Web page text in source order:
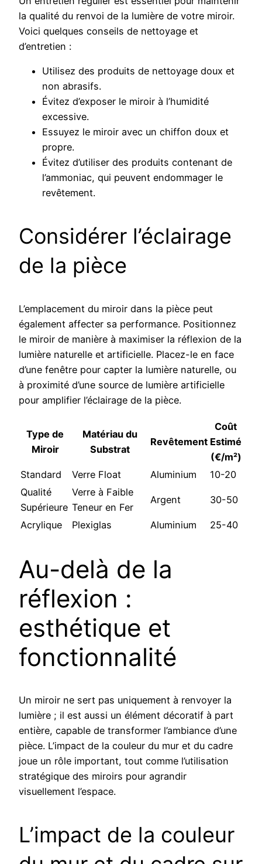
la qualité du renvoi de la lumière de votre miroir.
Voici quelques conseils de nettoyage et
d’entretien :
Utilisez des produits de nettoyage doux et
non abrasifs.
Évitez d’exposer le miroir à l’humidité
excessive.
Essuyez le miroir avec un chiffon doux et
propre.
Évitez d’utiliser des produits contenant de
l’ammoniac, qui peuvent endommager le
revêtement.
Considérer l’éclairage
de la pièce
L’emplacement du miroir dans la pièce peut
également affecter sa performance. Positionnez
le miroir de manière à maximiser la réflexion de la
lumière naturelle et artificielle. Placez-le en face
d’une fenêtre pour capter la lumière naturelle, ou
à proximité d’une source de lumière artificielle
pour amplifier l’éclairage de la pièce.
Type de
Miroir
Matériau du
Substrat
Revêtement
Coût
Estimé
(€/m²)
Standard
Verre Float Aluminium
10-20
Qualité
Supérieure
Verre à Faible
Teneur en Fer
Argent 30-50
Acrylique Plexiglas Aluminium 25-40
Au-delà de la
réflexion :
esthétique et
fonctionnalité
Un miroir ne sert pas uniquement à renvoyer la
lumière ; il est aussi un élément décoratif à part
entière, capable de transformer l’ambiance d’une
pièce. L’impact de la couleur du mur et du cadre
joue un rôle important, tout comme l’utilisation
stratégique des miroirs pour agrandir
visuellement l’espace.
L’impact de la couleur